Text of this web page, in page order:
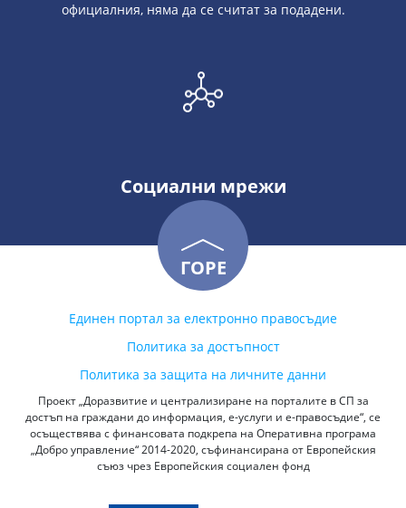
официалния, няма да се считат за подадени.
Социални мрежи
ГОРЕ
Единен портал за електронно правосъдие
Политика за достъпност
Политика за защита на личните данни
Проект „Доразвитие и централизиране на порталите в СП за
достъп на граждани до информация, е-услуги и е-правосъдие“, се
осъществява с финансовата подкрепа на Оперативна програма
„Добро управление“ 2014-2020, съфинансирана от Европейския
съюз чрез Европейския социален фонд